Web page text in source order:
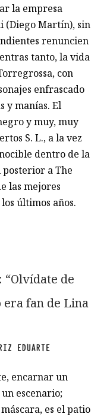
la empresa
(Diego Martín), sin
renuncien
tanto, la vida
con
enfrascado
y manías. El
y muy, muy
S. L., a la vez
dentro de la
a The
las mejores
últimos años.
de
fan de Lina
EDUARTE
encarnar un
escenario;
es el patio